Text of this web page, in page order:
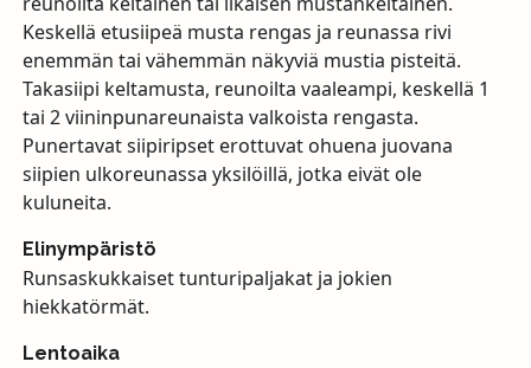
Keskellä etusiipeä musta rengas ja reunassa rivi
enemmän tai vähemmän näkyviä mustia pisteitä.
Takasiipi keltamusta, reunoilta vaaleampi, keskellä 1
tai 2 viininpunareunaista valkoista rengasta.
Punertavat siipiripset erottuvat ohuena juovana
siipien ulkoreunassa yksilöillä, jotka eivät ole
kuluneita.
Elinympäristö
Runsaskukkaiset tunturipaljakat ja jokien
hiekkatörmät.
Lentoaika